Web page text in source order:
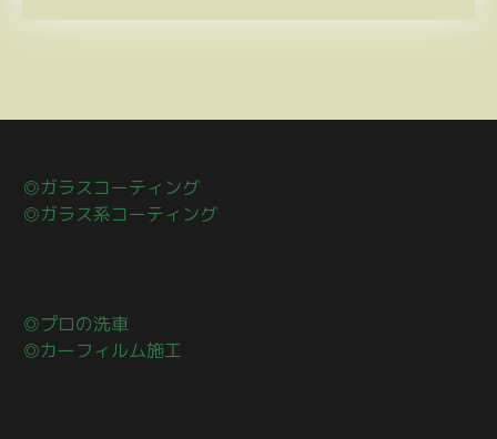
◎ガラスコーティング
◎ガラス系コーティング
◎プロの洗車
◎カーフィルム施工